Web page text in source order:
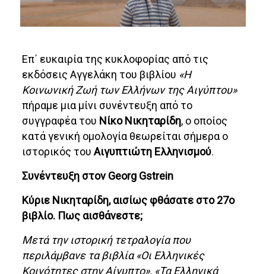
Επ΄ ευκαιρία της κυκλοφορίας από τις
εκδόσεις Αγγελάκη του βιβλίου «Η
Κοινωνική Ζωή των Ελλήνων της Αιγύπτου»
πήραμε μια μίνι συνέντευξη από το
συγγραφέα του Νίκο Νικηταρίδη, ο οποίος
κατά γενική ομολογία θεωρείται σήμερα ο
ιστορικός τουΑιγυπτιώτη Ελληνισμού.
Συνέντευξη στον Georg Gstrein
Κύριε Νικηταρίδη, αισίως φθάσατε στο 27ο
βιβλίο. Πως αισθάνεστε;
Μετά την ιστορική τετραλογία που
περιλάμβανε τα βιβλία «Οι Ελληνικές
Κοινότητες στην Αίγυπτο», «Τα Ελληνικά